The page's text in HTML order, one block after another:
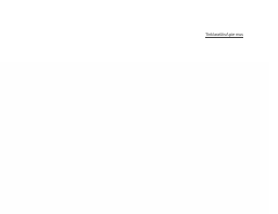
TinklaraštisApie mus